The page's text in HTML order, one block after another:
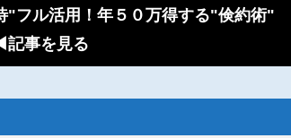
"フル活用！年５０万得する"倹約術"
記事を見る